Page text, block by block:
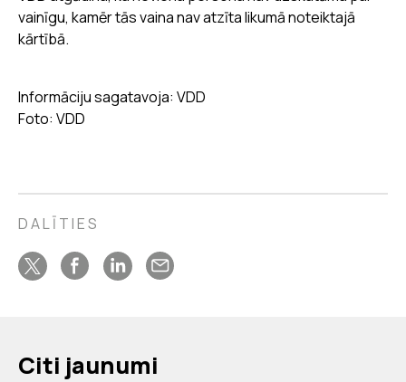
vainīgu, kamēr tās vaina nav atzīta likumā noteiktajā
kārtībā.
Informāciju sagatavoja: VDD
Foto: VDD
DALĪTIES
Citi jaunumi